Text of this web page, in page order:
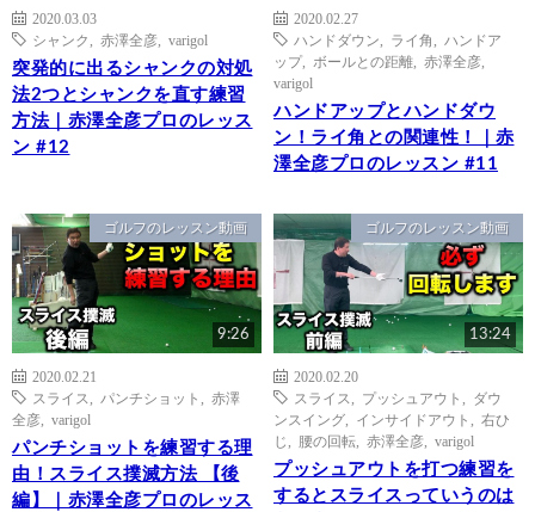
2020.03.03
シャンク
赤澤全彦 varigol
突発的に出るシャンクの対処
法2つとシャンクを直す練習
方法｜赤澤全彦プロのレッス
ン #12
2020.02.27
ハンドダウン
ライ角
ハンドア
ップ, ボールとの距離 赤澤全彦
varigol
ハンドアップとハンドダウ
ン！ライ角との関連性！｜赤
澤全彦プロのレッスン #11
ゴルフのレッスン動画
9:26
2020.02.21
スライス
パンチショット
赤澤
全彦
varigol
パンチショットを練習する理
由！スライス撲滅方法 【後
編】｜赤澤全彦プロのレッス
ゴルフのレッスン動画
13:24
2020.02.20
スライス
プッシュアウト
ダウ
ンスイング
インサイドアウト
右ひ
じ
腰の回転 赤澤全彦 varigol
プッシュアウトを打つ練習を
するとスライスっていうのは